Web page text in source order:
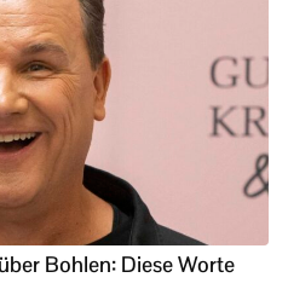
Bohlen: Diese Worte